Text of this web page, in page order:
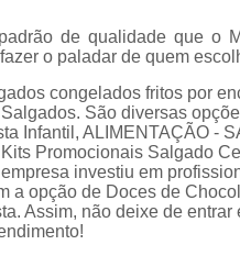
de qualidade que o
o paladar de quem
congelados fritos por
São diversas
Infantil, ALIMENTAÇÃO -
Promocionais Salgado
investiu em
a opção de Doces de
Assim, não deixe de